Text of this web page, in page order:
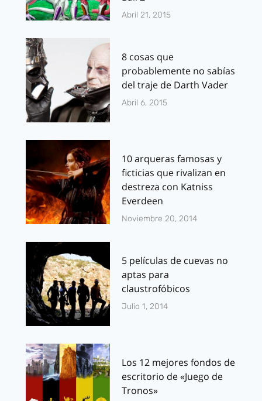
Abril 21, 2015
8 cosas que
probablemente no sabías
del traje de Darth Vader
Abril 6, 2015
10 arqueras famosas y
ficticias que rivalizan en
destreza con Katniss
Everdeen
Noviembre 20, 2014
5 películas de cuevas no
aptas para
claustrofóbicos
Julio 1, 2014
Los 12 mejores fondos de
escritorio de «Juego de
Tronos»